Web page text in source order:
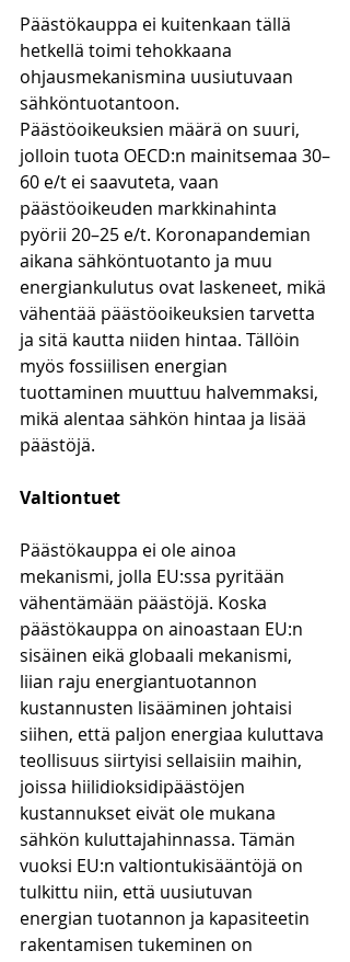
Päästökauppa ei kuitenkaan tällä
hetkellä toimi tehokkaana
ohjausmekanismina uusiutuvaan
sähköntuotantoon.
Päästöoikeuksien määrä on suuri,
jolloin tuota OECD:n mainitsemaa 30–
60 e/t ei saavuteta, vaan
päästöoikeuden markkinahinta
pyörii 20–25 e/t. Koronapandemian
aikana sähköntuotanto ja muu
energiankulutus ovat laskeneet, mikä
vähentää päästöoikeuksien tarvetta
ja sitä kautta niiden hintaa. Tällöin
myös fossiilisen energian
tuottaminen muuttuu halvemmaksi,
mikä alentaa sähkön hintaa ja lisää
päästöjä.
Valtiontuet
Päästökauppa ei ole ainoa
mekanismi, jolla EU:ssa pyritään
vähentämään päästöjä. Koska
päästökauppa on ainoastaan EU:n
sisäinen eikä globaali mekanismi,
liian raju energiantuotannon
kustannusten lisääminen johtaisi
siihen, että paljon energiaa kuluttava
teollisuus siirtyisi sellaisiin maihin,
joissa hiilidioksidipäästöjen
kustannukset eivät ole mukana
sähkön kuluttajahinnassa. Tämän
vuoksi EU:n valtiontukisääntöjä on
tulkittu niin, että uusiutuvan
energian tuotannon ja kapasiteetin
rakentamisen tukeminen on